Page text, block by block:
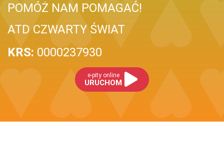
POMÓŻ NAM POMAGAĆ!
ATD CZWARTY ŚWIAT
KRS: 0000237930
e-pity online
URUCHOM